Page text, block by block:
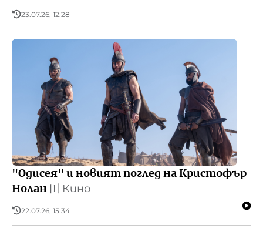
23.07.26, 12:28
"Одисея" и новият поглед на Кристофър
Нолан 〣 Кино
22.07.26, 15:34